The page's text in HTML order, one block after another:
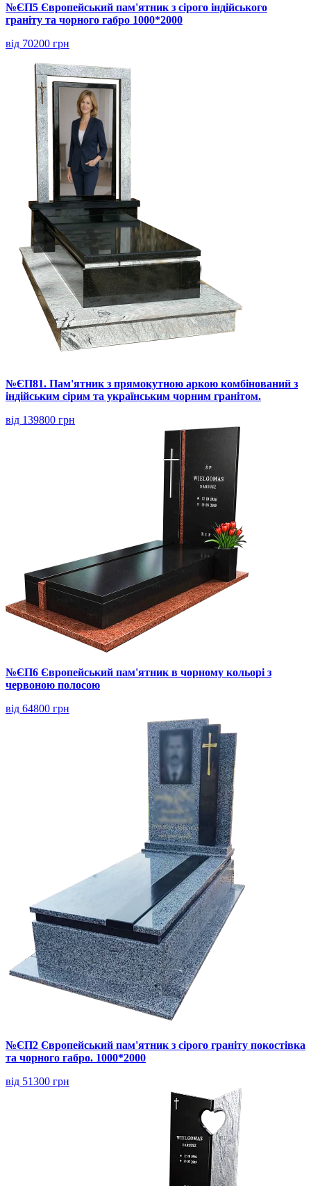
№ЄП5 Європейський пам'ятник з сірого індійського
граніту та чорного габро 1000*2000
від 70200 грн
№ЄП81. Пам'ятник з прямокутною аркою комбінований з
індійським сірим та українським чорним гранітом.
від 139800 грн
№ЄП6 Європейський пам'ятник в чорному кольорі з
червоною полосою
від 64800 грн
№ЄП2 Європейський пам'ятник з сірого граніту покостівка
та чорного габро. 1000*2000
від 51300 грн